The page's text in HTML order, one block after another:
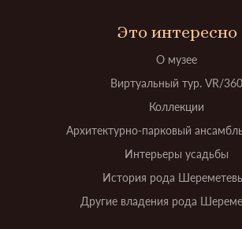
Это интересно
О музее
Виртуальный тур. VR/360
Коллекции
Архитектурно-парковый
Интерьеры усадьбы
История рода
Другие владения рода